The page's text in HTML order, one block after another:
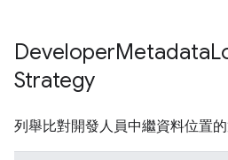
DeveloperMetadata
Strategy
列舉比對開發人員中繼資料位置的